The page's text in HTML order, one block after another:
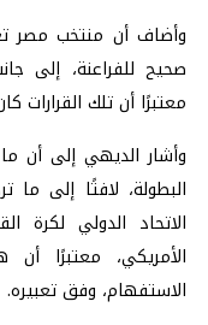
وأضاف أن منتخب مصر
صحيح للفراعنة، إلى
معتبرًا أن تلك القرارات
وأشار الديهي إلى أن
البطولة، لافتًا إلى
الاتحاد الدولي لكرة
الأمريكي، معتبرًا
الاستفهام، وفق تعبيره.